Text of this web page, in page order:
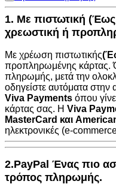
1. Με πιστωτική (Έως
χρεωστική ή
Με χρέωση πιστωτικής
προπληρωμένης κάρτας.
πληρωμής, μετά την
οδηγείστε αυτόματα στην
Viva Payments όπου
κάρτας σας. Η Viva
MasterCard και
ηλεκτρονικές (e-
2.PayPal Ένας πιο
τρόπος πληρωμής.